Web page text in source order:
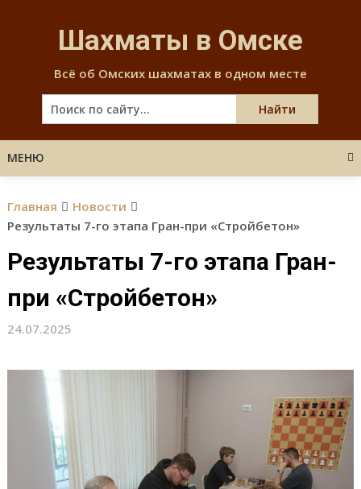
content
Шахматы в Омске
Всё об Омских шахматах в одном месте
МЕНЮ
Главная
Новости
Результаты 7-го этапа Гран-при «Стройбетон»
Результаты 7-го этапа Гран-
при «Стройбетон»
24.07.2025